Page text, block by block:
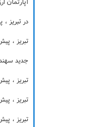
در تبریز
تبریز ،
جدید
تبریز ،
تبریز ،
تبریز ،